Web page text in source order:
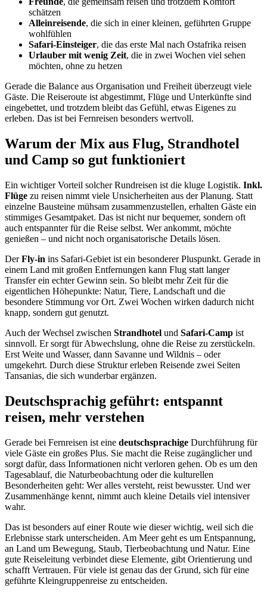
schätzen
Alleinreisende, die sich in einer kleinen, geführten Gruppe
wohlfühlen
Safari-Einsteiger, die das erste Mal nach Ostafrika reisen
Urlauber mit wenig Zeit, die in zwei Wochen viel sehen
möchten, ohne zu hetzen
Gerade die Balance aus Organisation und Freiheit überzeugt viele
Gäste. Die Reiseroute ist abgestimmt, Flüge und Unterkünfte sind
eingebettet, und trotzdem bleibt das Gefühl, etwas Eigenes zu
erleben. Das ist bei Fernreisen besonders wertvoll.
Warum der Mix aus Flug, Strandhotel
und Camp so gut funktioniert
Ein wichtiger Vorteil solcher Rundreisen ist die kluge Logistik. Inkl.
Flüge zu reisen nimmt viele Unsicherheiten aus der Planung. Statt
einzelne Bausteine mühsam zusammenzustellen, erhalten Gäste ein
stimmiges Gesamtpaket. Das ist nicht nur bequemer, sondern oft
auch entspannter für die Reise selbst. Wer ankommt, möchte
genießen – und nicht noch organisatorische Details lösen.
DerFly-in ins Safari-Gebiet ist ein besonderer Pluspunkt. Gerade in
einem Land mit großen Entfernungen kann Flug statt langer
Transfer ein echter Gewinn sein. So bleibt mehr Zeit für die
eigentlichen Höhepunkte: Natur, Tiere, Landschaft und die
besondere Stimmung vor Ort. Zwei Wochen wirken dadurch nicht
knapp, sondern gut genutzt.
Auch der Wechsel zwischen Strandhotel und Safari-Camp ist
sinnvoll. Er sorgt für Abwechslung, ohne die Reise zu zerstückeln.
Erst Weite und Wasser, dann Savanne und Wildnis – oder
umgekehrt. Durch diese Struktur erleben Reisende zwei Seiten
Tansanias, die sich wunderbar ergänzen.
Deutschsprachig geführt: entspannt
reisen, mehr verstehen
Gerade bei Fernreisen ist eine deutschsprachige Durchführung für
viele Gäste ein großes Plus. Sie macht die Reise zugänglicher und
sorgt dafür, dass Informationen nicht verloren gehen. Ob es um den
Tagesablauf, die Naturbeobachtung oder die kulturellen
Besonderheiten geht: Wer alles versteht, reist bewusster. Und wer
Zusammenhänge kennt, nimmt auch kleine Details viel intensiver
wahr.
Das ist besonders auf einer Route wie dieser wichtig, weil sich die
Erlebnisse stark unterscheiden. Am Meer geht es um Entspannung,
an Land um Bewegung, Staub, Tierbeobachtung und Natur. Eine
gute Reiseleitung verbindet diese Elemente, gibt Orientierung und
schafft Vertrauen. Für viele ist genau das der Grund, sich für eine
geführte Kleingruppenreise zu entscheiden.